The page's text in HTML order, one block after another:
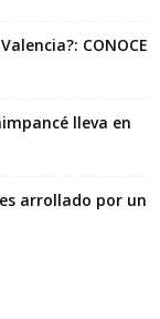
CONOCE
lleva en
arrollado por un